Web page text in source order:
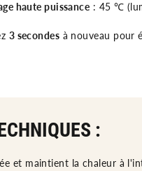
haute puissance : 45 ℃
3 secondes à nouveau pour
:
et maintient la chaleur à